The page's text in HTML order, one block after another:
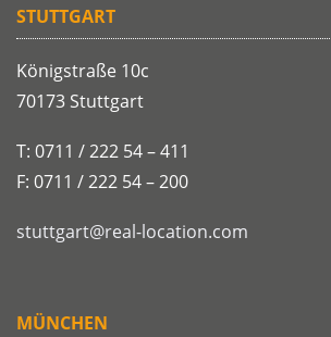
STUTTGART
Königstraße 10c
70173 Stuttgart
T: 0711 / 222 54 – 411
F: 0711 / 222 54 – 200
stuttgart@real-location.com
MÜNCHEN